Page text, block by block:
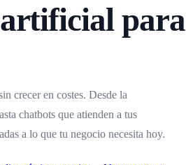
para
crecer en costes. Desde la
chatbots que atienden a tus
a lo que tu negocio necesita hoy.